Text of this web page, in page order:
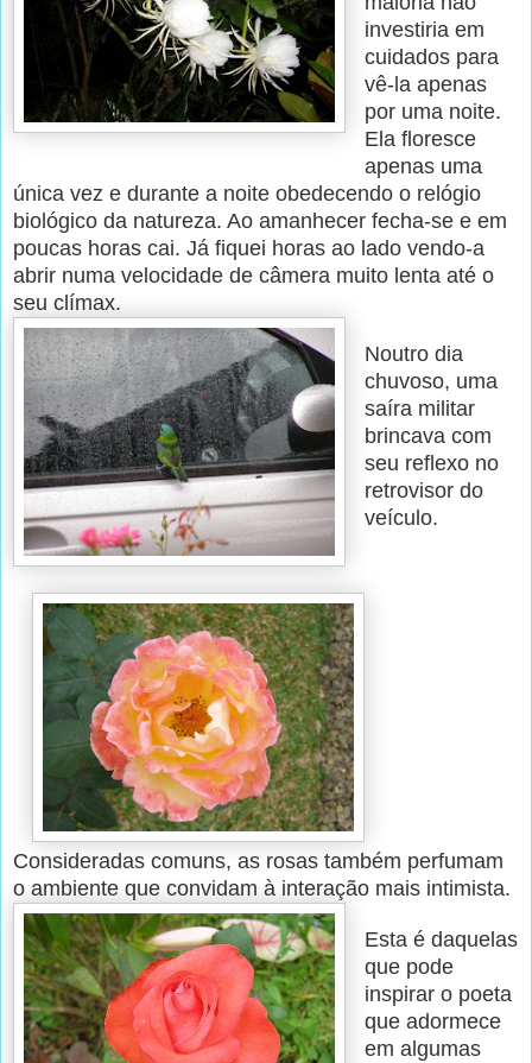
investiria em
cuidados para
vê-la apenas
por uma noite.
Ela floresce
apenas uma
única vez e durante a noite obedecendo o relógio
biológico da natureza. Ao amanhecer fecha-se e em
poucas horas cai. Já fiquei horas ao lado vendo-a
abrir numa velocidade de câmera muito lenta até o
seu clímax.
Noutro dia
chuvoso, uma
saíra militar
brincava com
seu reflexo no
retrovisor do
veículo.
Consideradas comuns, as rosas também perfumam
o ambiente que convidam à interação mais intimista.
Esta é daquelas
que pode
inspirar o poeta
que adormece
em algumas